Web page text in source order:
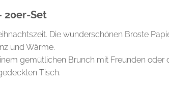
20er-Set
Die wunderschönen Broste
und Wärme.
gemütlichen Brunch mit Freunden
Tisch.